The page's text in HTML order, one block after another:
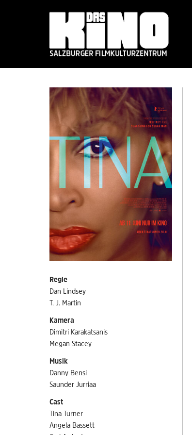
Regie
Dan Lindsey
T. J. Martin
Kamera
Dimitri Karakatsanis
Megan Stacey
Musik
Danny Bensi
Saunder Jurriaa
Cast
Tina Turner
Angela Bassett